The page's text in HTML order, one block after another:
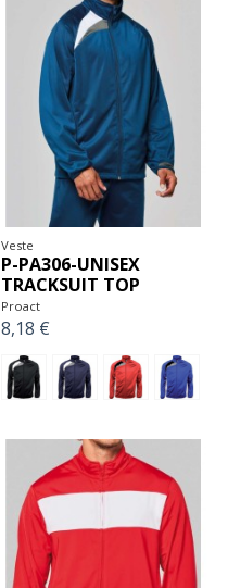
Veste
P-PA306-UNISEX
TRACKSUIT TOP
Proact
8,18 €